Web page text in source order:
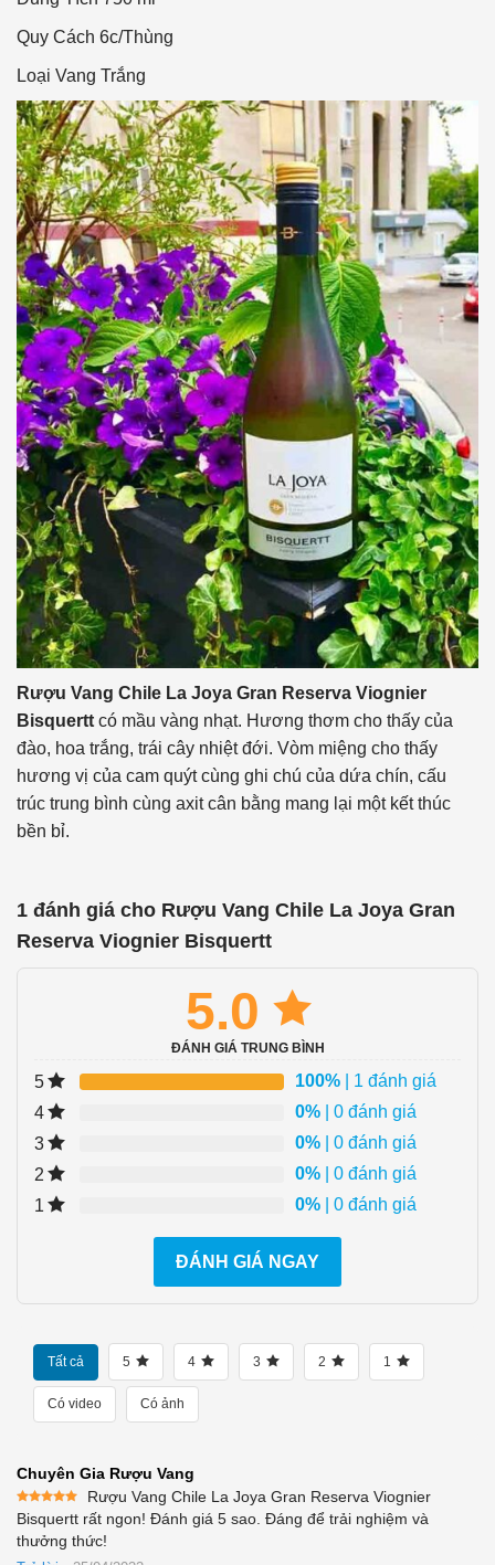
Quy Cách 6c/Thùng
Loại Vang Trắng
Rượu Vang Chile La Joya Gran Reserva Viognier
Bisquertt có mầu vàng nhạt. Hương thơm cho thấy của
đào, hoa trắng, trái cây nhiệt đới. Vòm miệng cho thấy
hương vị của cam quýt cùng ghi chú của dứa chín, cấu
trúc trung bình cùng axit cân bằng mang lại một kết thúc
bền bỉ.
1 đánh giá cho Rượu Vang Chile La Joya Gran
Reserva Viognier Bisquertt
5.0
ĐÁNH GIÁ TRUNG BÌNH
5 100% | 1 đánh giá
4
0% | 0 đánh giá
3
0% | 0 đánh giá
2
0% | 0 đánh giá
1
0% | 0 đánh giá
ĐÁNH GIÁ NGAY
Tất cả 5 4 3 2 1
Có video Có ảnh
Chuyên Gia Rượu Vang
Được xếp
hạng55
sao
Rượu Vang Chile La Joya Gran Reserva Viognier
Bisquertt rất ngon! Đánh giá 5 sao. Đáng để trải nghiệm và
thưởng thức!